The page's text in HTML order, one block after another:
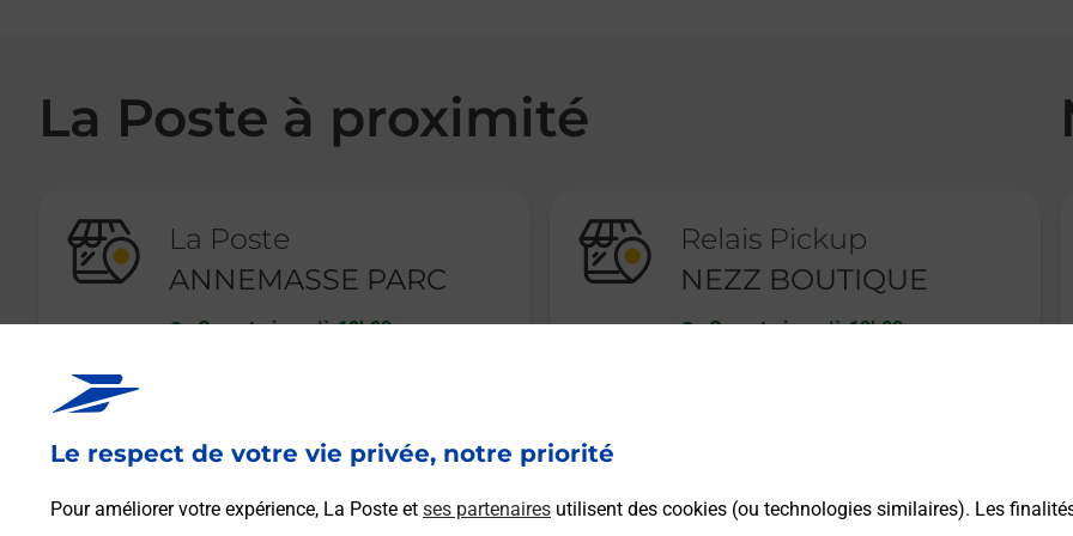
Le respect de votre vie privée, notre priorité
Pour améliorer votre expérience, La Poste et ses partenaires utilisent des cookies (ou technologies similaires). Les
La Poste à proximité
La Poste
ANNEMASSE PARC
Ouvert-jusqu'à 18h00
En savoir plus
Relais Pickup
NEZZ BOUTIQUE
Ouvert-jusqu'à 12h00